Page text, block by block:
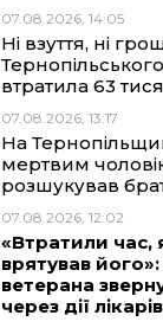
07.08.2026, 14:05
Ні взуття, ні
втратила 63
07.08.2026, 13:17
На
мертвим
розшукував
07.08.2026, 12:02
«Втратили час,
врятував
ветерана
через дії